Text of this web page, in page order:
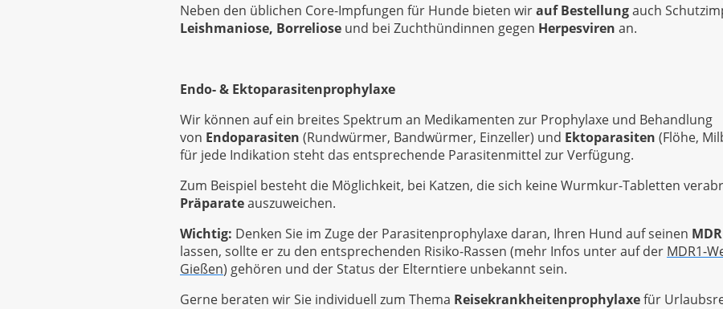
Neben den üblichen Core-Impfungen für Hunde bieten wirauf Bestellungauch
Leishmaniose, Borreliose und bei Zuchthündinnen gegen Herpesviren an.
Endo- & Ektoparasitenprophylaxe
Wir können auf ein breites Spektrum an Medikamenten zur Prophylaxe und Behandlung
von Endoparasiten (Rundwürmer, Bandwürmer, Einzeller) und Ektoparasiten (Flöhe,
für jede Indikation steht das entsprechende Parasitenmittel zur Verfügung.
Zum Beispiel besteht die Möglichkeit, bei Katzen, die sich keine Wurmkur-Tabletten
Präparateauszuweichen.
Wichtig: Denken Sie im Zuge der Parasitenprophylaxe daran, Ihren Hund auf seinen
lassen, sollte er zu den entsprechenden Risiko-Rassen (mehr Infos unter auf der MDR1-
Gießen) gehören und der Status der Elterntiere unbekannt sein.
Gerne beraten wir Sie individuell zum Thema Reisekrankheitenprophylaxefür